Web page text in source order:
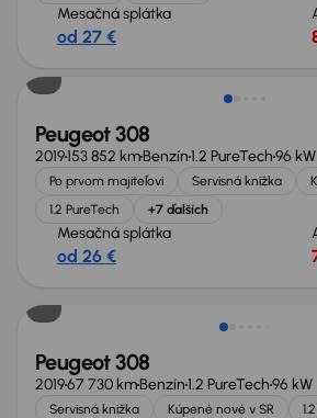
Mesačná splátka
od 27 €
Peugeot 308
2019153 852 kmBenzín1.2 PureTech96 kW
Po prvom majiteľovi Servisná knižka
1.2 PureTech
+7 ďalších
Mesačná splátka
od 26 €
Peugeot 308
201967 730 kmBenzín1.2 PureTech96 kW
Servisná knižka Kúpené nové v SR